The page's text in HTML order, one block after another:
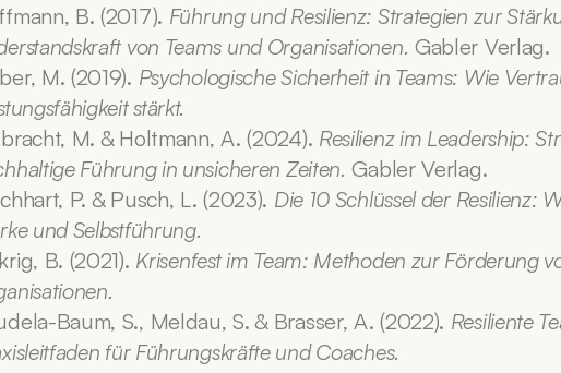
B. (2017). Führung und Resilienz: Strategien zur
von Teams und Organisationen. Gabler Verlag.
M. (2019). Psychologische Sicherheit in Teams: Wie
stärkt.
M. & Holtmann, A. (2024). Resilienz im Leadership:
Führung in unsicheren Zeiten. Gabler Verlag.
P. & Pusch, L. (2023). Die 10 Schlüssel der Resilienz:
und Selbstführung.
B. (2021). Krisenfest im Team: Methoden zur Förderung
Baum, S., Meldau, S. & Brasser, A. (2022). Resiliente
für Führungskräfte und Coaches.